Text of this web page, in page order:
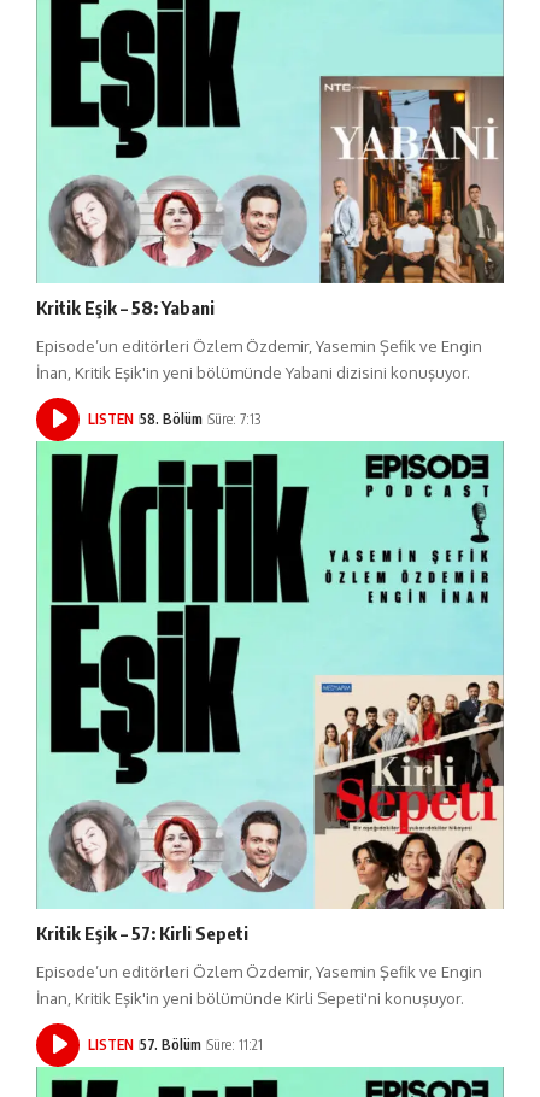
Kritik Eşik – 58: Yabani
Episode’un editörleri Özlem Özdemir, Yasemin Şefik ve Engin
İnan, Kritik Eşik'in yeni bölümünde Yabani dizisini konuşuyor.
LISTEN 58. Bölüm Süre: 7:13
Kritik Eşik – 57: Kirli Sepeti
Episode’un editörleri Özlem Özdemir, Yasemin Şefik ve Engin
İnan, Kritik Eşik'in yeni bölümünde Kirli Sepeti'ni konuşuyor.
LISTEN 57. Bölüm Süre: 11:21